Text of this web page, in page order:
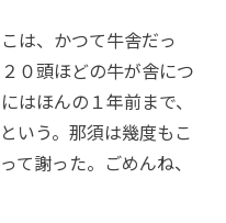
は、かつて牛舎だっ
０頭ほどの牛が舎につ
はほんの１年前まで、
いう。那須は幾度もこ
て謝った。ごめんね、